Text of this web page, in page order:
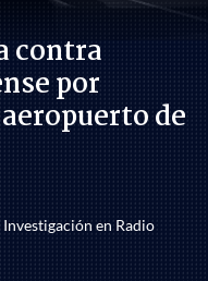
contra
por
de
en Radio